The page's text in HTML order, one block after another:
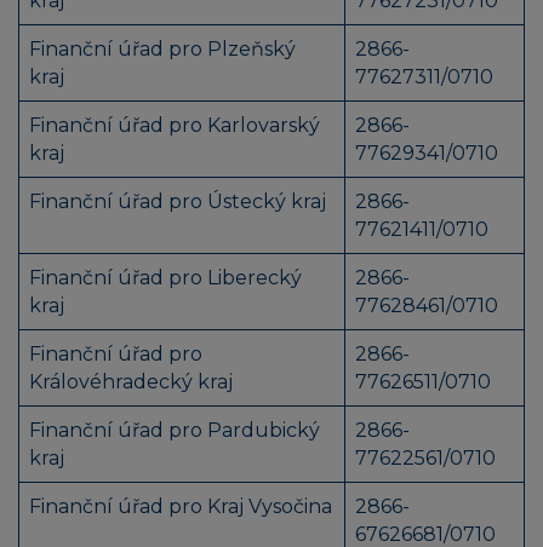
Finanční úřad pro Plzeňský
kraj
2866-
77627311/0710
Finanční úřad pro Karlovarský
kraj
2866-
77629341/0710
Finanční úřad pro Ústecký kraj
2866-
77621411/0710
Finanční úřad pro Liberecký
kraj
2866-
77628461/0710
Finanční úřad pro
Královéhradecký kraj
2866-
77626511/0710
Finanční úřad pro Pardubický
kraj
2866-
77622561/0710
Finanční úřad pro Kraj Vysočina
2866-
67626681/0710